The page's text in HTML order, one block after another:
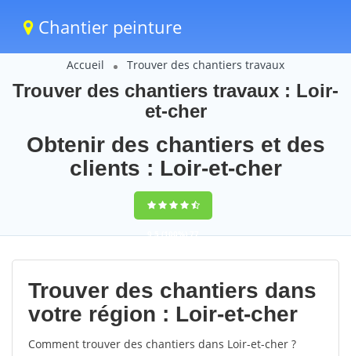
Chantier peinture
Accueil Trouver des chantiers travaux
Trouver des chantiers travaux : Loir-
et-cher
Obtenir des chantiers et des
clients : Loir-et-cher
9,5(100%)77
votes
Trouver des chantiers dans
votre région : Loir-et-cher
Comment trouver des chantiers dans Loir-et-cher ?